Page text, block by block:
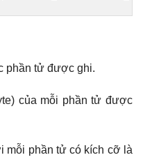
phần tử được ghi.
của mỗi phần tử được
mỗi phần tử có kích cỡ là